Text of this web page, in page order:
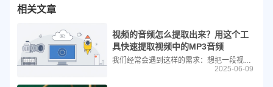
相关文章
视频的音频怎么提取出来？用这个工
具快速提取视频中的MP3音频
2025-06-09